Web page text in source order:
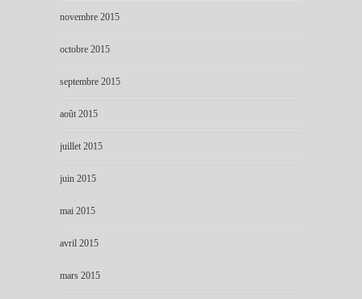
novembre 2015
octobre 2015
septembre 2015
août 2015
juillet 2015
juin 2015
mai 2015
avril 2015
mars 2015